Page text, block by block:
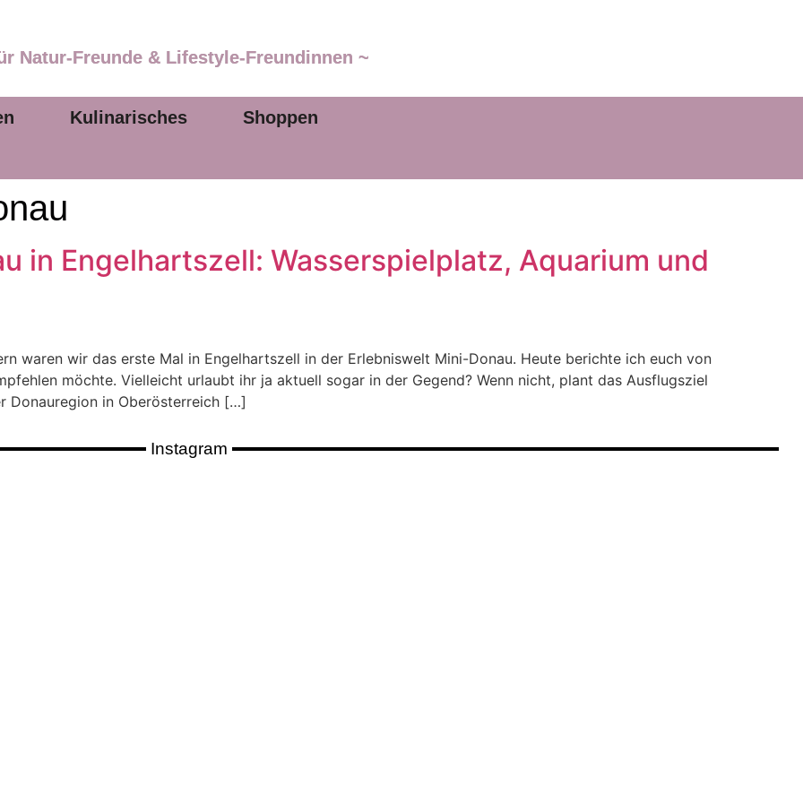
Natur-Freunde & Lifestyle-Freundinnen ~
Kulinarisches Shoppen
in Engelhartszell: Wasserspielplatz, Aquarium und
waren wir das erste Mal in Engelhartszell in der Erlebniswelt Mini-Donau. Heute berichte ich euch von
möchte. Vielleicht urlaubt ihr ja aktuell sogar in der Gegend? Wenn nicht, plant das Ausflugsziel
Donauregion in Oberösterreich […]
Instagram